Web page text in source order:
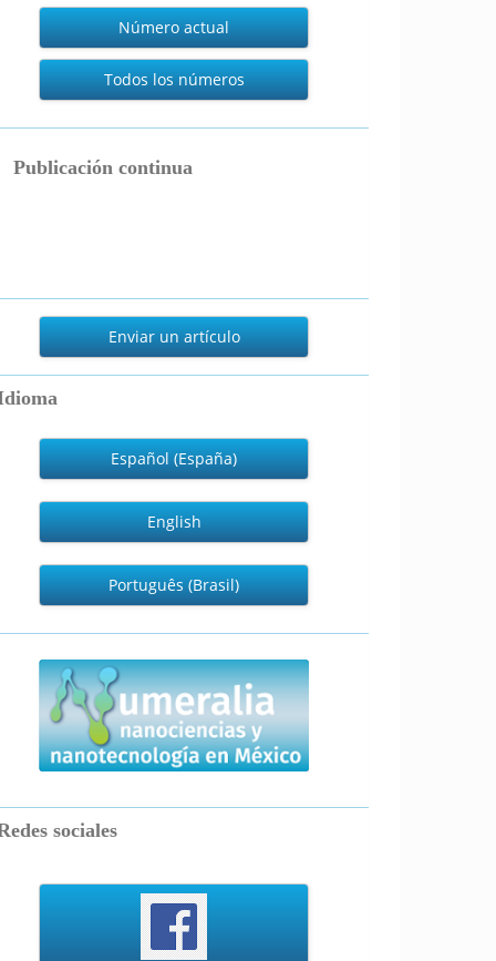
Actual
Número actual
Todos los números
Publicación continua
Enviar
Enviar un artículo
Español (España)
English
Português (Brasil)
numeralia
sociales